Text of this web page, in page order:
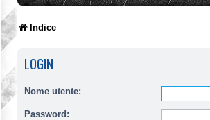
Indice
LOGIN
Nome utente:
Password: